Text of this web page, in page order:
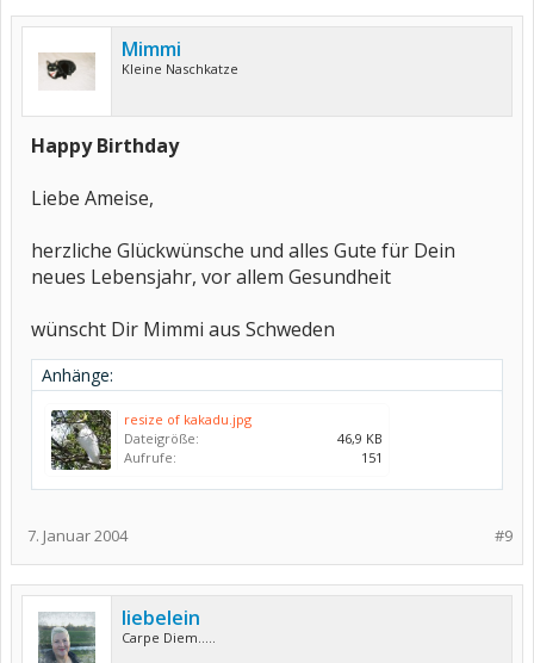
Mimmi
Kleine Naschkatze
Happy Birthday
Liebe Ameise,
herzliche Glückwünsche und alles Gute für Dein
neues Lebensjahr, vor allem Gesundheit
wünscht Dir Mimmi aus Schweden
Anhänge:
resize of kakadu.jpg
Dateigröße:
46,9 KB
Aufrufe:
151
#9
7. Januar 2004
liebelein
Carpe Diem.....